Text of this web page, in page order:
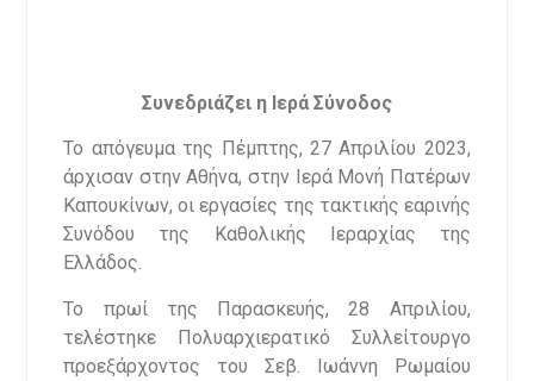
Συνεδριάζει η Ιερά Σύνοδος
Το απόγευμα της Πέμπτης, 27 Απριλίου 2023,
άρχισαν στην Αθήνα, στην Ιερά Μονή Πατέρων
Καπουκίνων, οι εργασίες της τακτικής εαρινής
Συνόδου της Καθολικής Ιεραρχίας της
Ελλάδος.
Το πρωί της Παρασκευής, 28 Απριλίου,
τελέστηκε Πολυαρχιερατικό Συλλείτουργο
προεξάρχοντος του Σεβ. Ιωάννη Ρωμαίου